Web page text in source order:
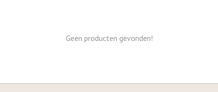
Geen producten gevonden!